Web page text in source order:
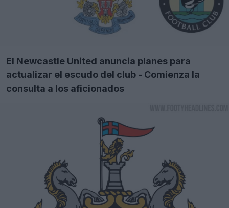
El Newcastle United anuncia planes para
actualizar el escudo del club - Comienza la
consulta a los aficionados